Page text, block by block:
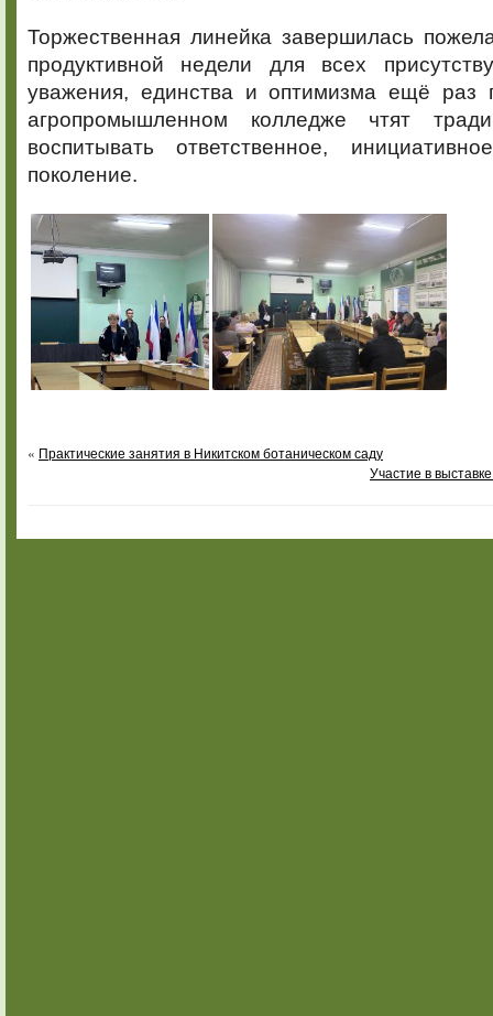
Торжественная линейка завершилась
продуктивной недели для всех
уважения, единства и оптимизма ещё раз
агропромышленном колледже чтят
воспитывать ответственное,
поколение.
« Практические занятия в Никитском ботаническом саду
Участие в